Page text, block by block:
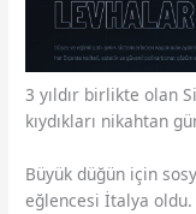
3 yıldır birlikte olan
kıydıkları nikahtan
Büyük düğün için
eğlencesi İtalya